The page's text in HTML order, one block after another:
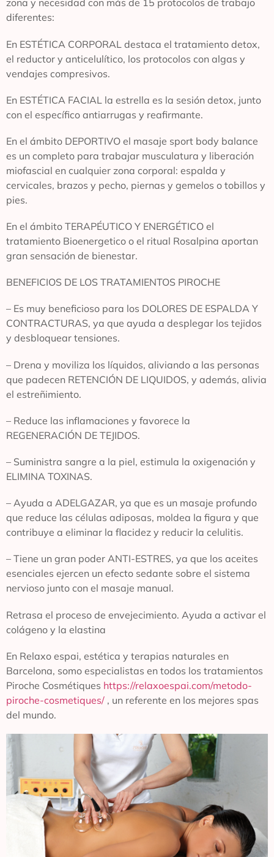
zona y necesidad con más de 15 protocolos de trabajo
diferentes:
En ESTÉTICA CORPORAL destaca el tratamiento detox,
el reductor y anticelulítico, los protocolos con algas y
vendajes compresivos.
En ESTÉTICA FACIAL la estrella es la sesión detox, junto
con el específico antiarrugas y reafirmante.
En el ámbito DEPORTIVO el masaje sport body balance
es un completo para trabajar musculatura y liberación
miofascial en cualquier zona corporal: espalda y
cervicales, brazos y pecho, piernas y gemelos o tobillos y
pies.
En el ámbito TERAPÉUTICO Y ENERGÉTICO el
tratamiento Bioenergetico o el ritual Rosalpina aportan
gran sensación de bienestar.
BENEFICIOS DE LOS TRATAMIENTOS PIROCHE
– Es muy beneficioso para los DOLORES DE ESPALDA Y
CONTRACTURAS, ya que ayuda a desplegar los tejidos
y desbloquear tensiones.
– Drena y moviliza los líquidos, aliviando a las personas
que padecen RETENCIÓN DE LIQUIDOS, y además, alivia
el estreñimiento.
– Reduce las inflamaciones y favorece la
REGENERACIÓN DE TEJIDOS.
– Suministra sangre a la piel, estimula la oxigenación y
ELIMINA TOXINAS.
– Ayuda a ADELGAZAR, ya que es un masaje profundo
que reduce las células adiposas, moldea la figura y que
contribuye a eliminar la flacidez y reducir la celulitis.
– Tiene un gran poder ANTI-ESTRES, ya que los aceites
esenciales ejercen un efecto sedante sobre el sistema
nervioso junto con el masaje manual.
Retrasa el proceso de envejecimiento. Ayuda a activar el
colágeno y la elastina
En Relaxo espai, estética y terapias naturales en
Barcelona, somo especialistas en todos los tratamientos
Piroche Cosmétiques https://relaxoespai.com/metodo-
piroche-cosmetiques/ , un referente en los mejores spas
del mundo.